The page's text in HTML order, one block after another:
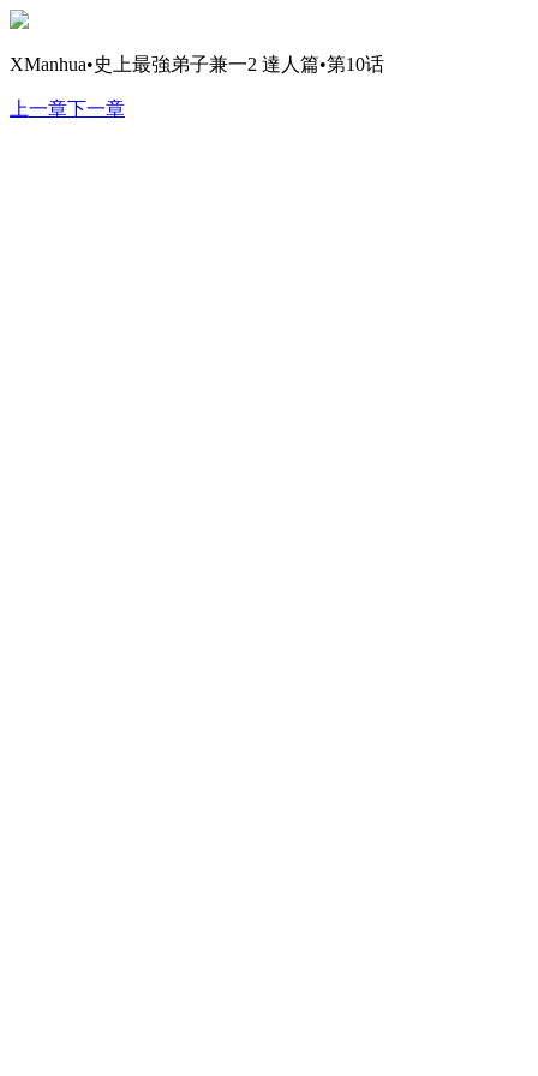
XManhua•史上最強弟子兼一2 達人篇•第10话
上一章下一章